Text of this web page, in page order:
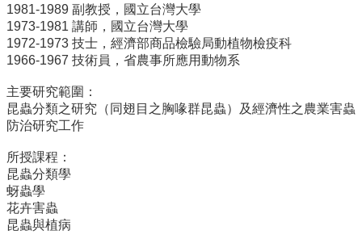
系
所
成
員
研
究
成
學
生
專
區
1981-1989 副教授，國立台灣大學
1973-1981 講師，國立台灣大學
1972-1973 技士，經濟部商品檢驗局動植物檢疫科
1966-1967 技術員，省農事所應用動物系
主要研究範圍：
昆蟲分類之研究（同翅目之胸喙群昆蟲）及經濟性之農業害蟲
防治研究工作
所授課程：
昆蟲分類學
蚜蟲學
花卉害蟲
昆蟲與植病